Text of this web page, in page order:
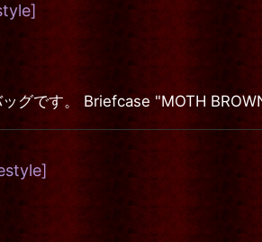
]
グです。 Briefcase "MOTH
]